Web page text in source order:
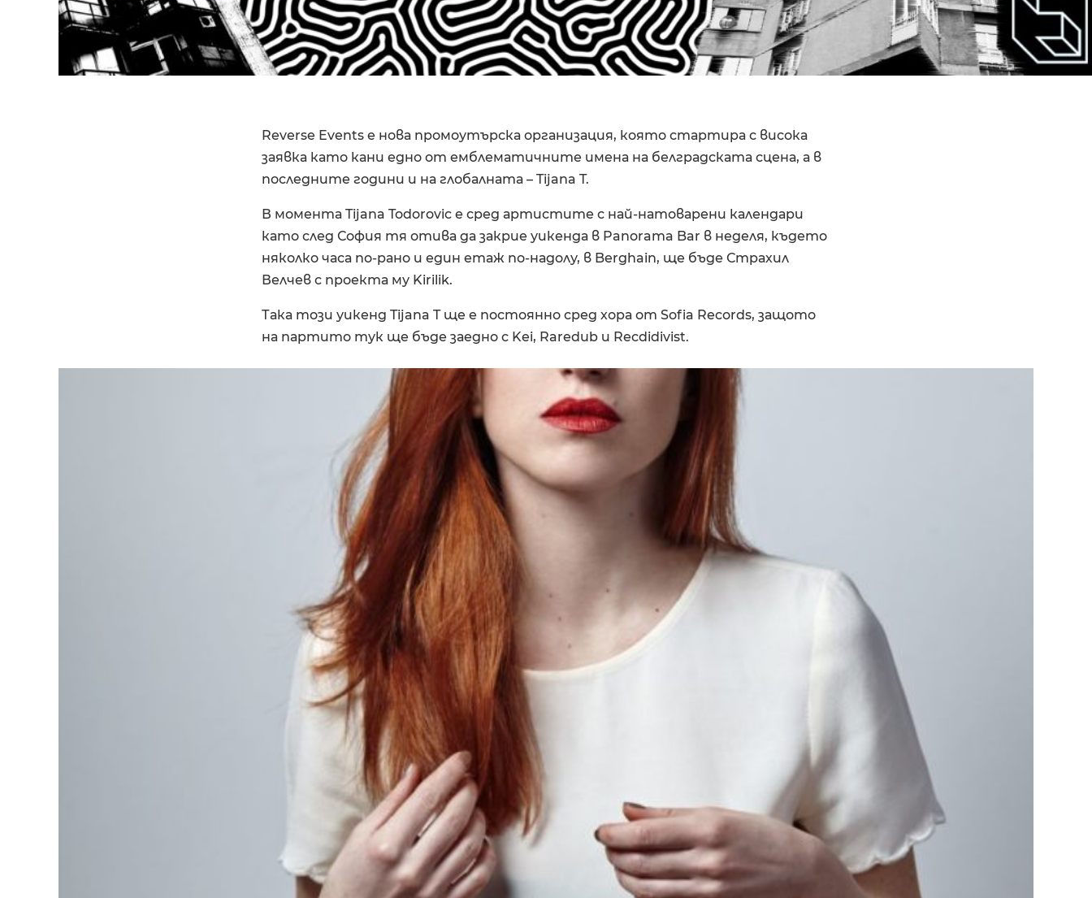
Reverse Events е нова промоутърска организация, която стартира с висока
заявка като кани едно от емблематичните имена на белградската сцена, а в
последните години и на глобалната – Tijana T.
В момента Tijana Todorovic е сред артистите с най-натоварени календари
като след София тя отива да закрие уикенда в Panorama Bar в неделя, където
няколко часа по-рано и един етаж по-надолу, в Berghain, ще бъде Страхил
Велчев с проекта му Kirilik.
Така този уикенд Tijana T ще е постоянно сред хора от Sofia Records, защото
на партито тук ще бъде заедно с Kei, Raredub и Recdidivist.